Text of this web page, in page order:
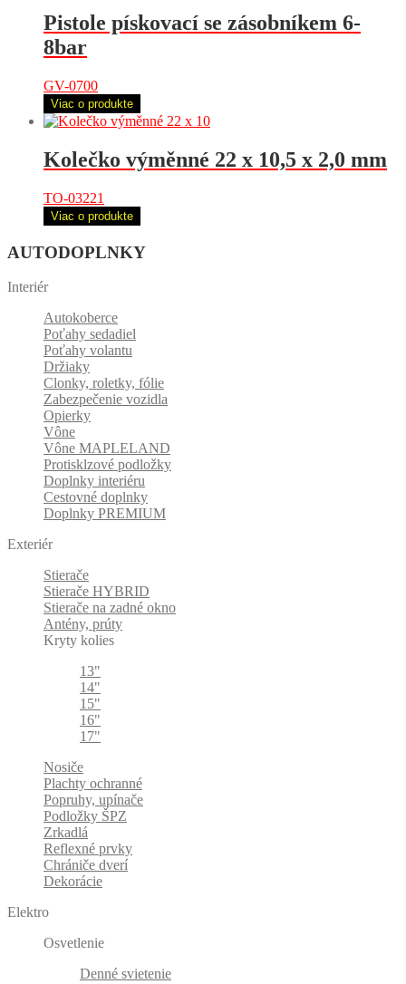
Pistole pískovací se zásobníkem 6-
8bar
GV-0700
Viac o produkte
Kolečko výměnné 22 x 10,5 x 2,0 mm
TO-03221
Viac o produkte
AUTODOPLNKY
Interiér
Autokoberce
Poťahy sedadiel
Poťahy volantu
Držiaky
Clonky, roletky, fólie
Zabezpečenie vozidla
Opierky
Vône
Vône MAPLELAND
Protisklzové podložky
Doplnky interiéru
Cestovné doplnky
Doplnky PREMIUM
Exteriér
Stierače
Stierače HYBRID
Stierače na zadné okno
Antény, prúty
Kryty kolies
13"
14"
15"
16"
17"
Nosiče
Plachty ochranné
Popruhy, upínače
Podložky ŠPZ
Zrkadlá
Reflexné prvky
Chrániče dverí
Dekorácie
Elektro
Osvetlenie
Denné svietenie